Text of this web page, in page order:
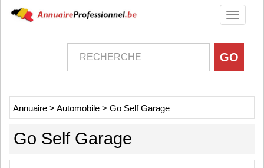
Toggle
Annuaire > Automobile > Go Self Garage
Go Self Garage